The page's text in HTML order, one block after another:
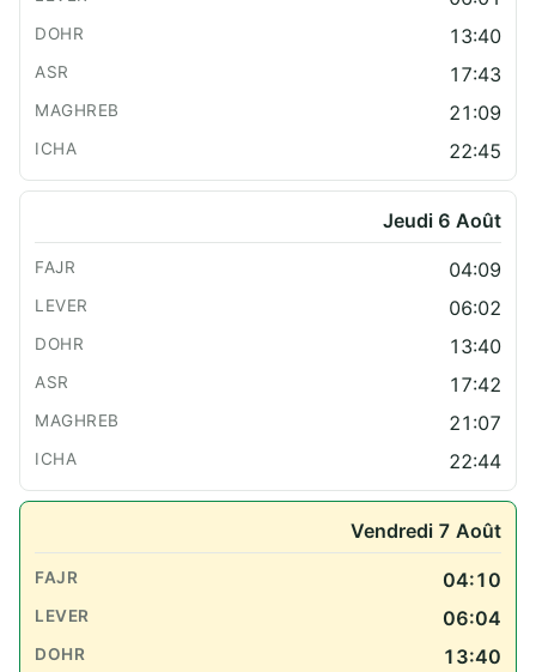
13:40
17:43
21:09
22:45
Jeudi 6 Août
04:09
06:02
13:40
17:42
21:07
22:44
Vendredi 7 Août
04:10
06:04
13:40